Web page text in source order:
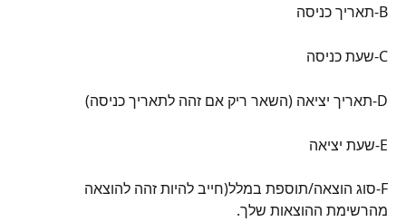
B-תאריך כניסה
C-שעת כניסה
D-תאריך יציאה (השאר ריק אם זהה לתאריך כניסה)
E-שעת יציאה
F-סוג הוצאה/תוספת במלל(חייב להיות זהה להוצאה
מהרשימת ההוצאות שלך.